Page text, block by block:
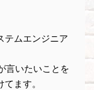
テムエンジニア
言いたいことを
ます。